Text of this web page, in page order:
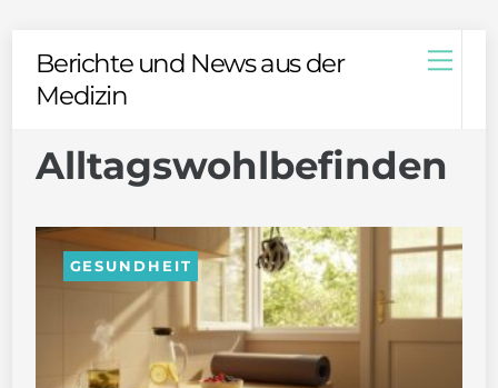
Berichte und News aus der
Medizin
Alltagswohlbefinden
GESUNDHEIT